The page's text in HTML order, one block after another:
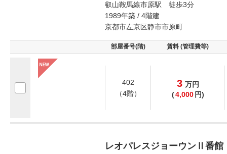
叡山鞍馬線市原駅 徒歩3分
1989年築 / 4階建
京都市左京区静市市原町
部屋番号(階) 賃料 (管理費等)
402
（4階）
3 万円
(4,000 円)
レオパレスジョーウンⅡ番館